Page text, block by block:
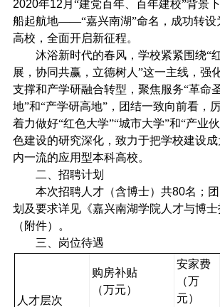
2020年12 月“建党百年、百年建校”背景
船起航地——“嘉兴南湖”命名，成功转设
高校，全面开启新征程。
沐浴新时代的春风，学校紧紧围绕“
展，协同共赢，立德树人”这一主线，强
支撑和产学研融合转型，聚焦服务“革命
地”和“产学研高地”，团结一致向前看，
着力做好“红色大学”“城市大学”和“产业
色建设的研究深化，致力于把学校建设
内一流的应用型本科高校。
二、招聘计划
本次招聘人才（含博士）共80名；
划及要求详见《嘉兴南湖学院人才与博士
（附件）。
三、岗位待遇
人才层次
购房补贴
（万元）
安家费
（万
元）